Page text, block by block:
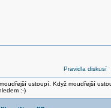
Pravidla diskusí
ustoupí. Když moudřejší
:-)